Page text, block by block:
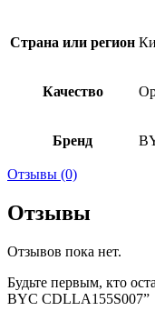
Страна или регион
Качество
Бренд
Отзывы (0)
Отзывы
Отзывов пока нет.
Будьте первым, кто
BYC CDLLA155S007”